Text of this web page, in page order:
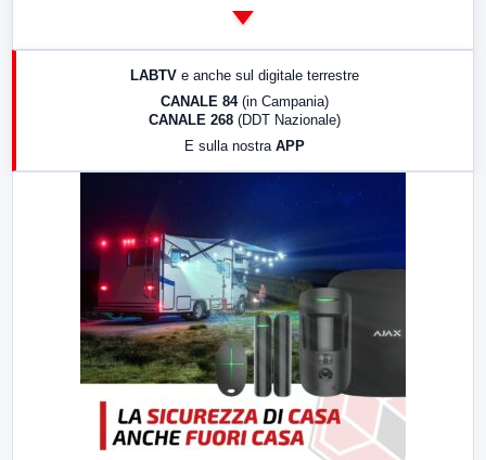
LABTV e anche sul digitale terrestre
CANALE 84 (in Campania)
CANALE 268 (DDT Nazionale)
E sulla nostra APP